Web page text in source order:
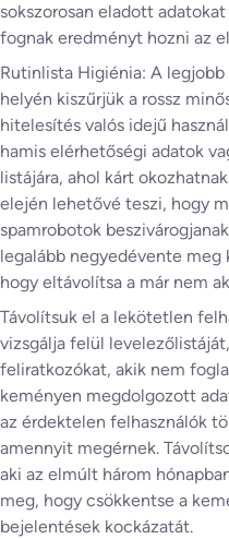
sokszorosan eladott
fognak eredményt hozni az
Rutinlista Higiénia: A
helyén kiszűrjük a rossz
hitelesítés valós idejű
hamis elérhetőségi adatok
listájára, ahol kárt
elején lehetővé teszi, hogy
spamrobotok
legalább negyedévente
hogy eltávolítsa a már nem
Távolítsuk el a lekötetlen
vizsgálja felül
feliratkozókat, akik nem
keményen megdolgozott
az érdektelen felhasználók
amennyit megérnek.
aki az elmúlt három
meg, hogy csökkentse a
bejelentések kockázatát.